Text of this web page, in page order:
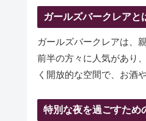
ガールズバークレアと
ガールズバークレアは、
前半の方々に人気があり
く開放的な空間で、お酒
特別な夜を過ごすため